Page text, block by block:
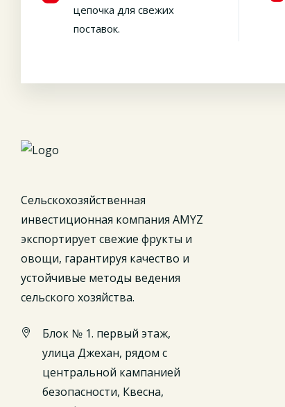
цепочка для свежих
поставок.
Сельскохозяйственная
инвестиционная компания AMYZ
экспортирует свежие фрукты и
овощи, гарантируя качество и
устойчивые методы ведения
сельского хозяйства.
Блок № 1. первый этаж,
улица Джехан, рядом с
центральной кампанией
безопасности, Квесна,